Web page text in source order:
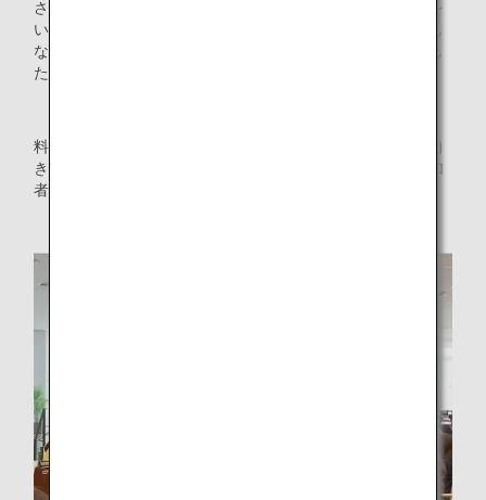
さらに、里山の暮らしでは自ら野菜や家畜を育て、その命を
いただく（＝食べる）ことによって、家族で食品を無駄にし
ないマインドセットを育んでいるというお話もされていまし
た。
料理人として、家政婦として、母として、多方面から食と向
き合ってきた志麻さんだからこそできるお話に、会場の参加
者は引き込まれていました。